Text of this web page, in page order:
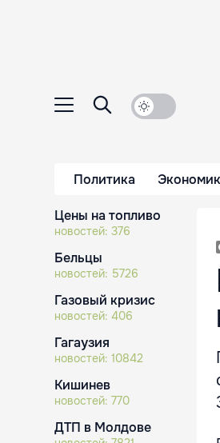
Политика
Цены на топливо
новостей: 376
Бельцы
новостей: 5726
Газовый кризис
новостей: 406
Гагаузия
новостей: 10842
Кишинев
новостей: 770
ДТП в Молдове